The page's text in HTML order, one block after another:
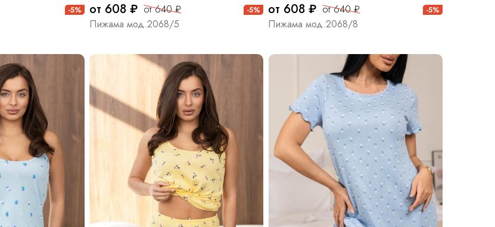
-5% от 608 ₽ от 640 ₽ -5%
Пижама мод.2068/5
от 608 ₽ от 640 ₽ -5%
Пижама мод.2068/8